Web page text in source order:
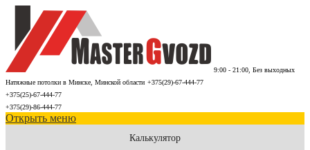
9:00 - 21:00, Без выходных
Натяжные потолки в Минске, Минской области +375(29)-67-444-77
+375(25)-67-444-77
+375(29)-86-444-77
Открыть меню
Калькулятор